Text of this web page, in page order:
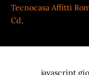
Tecnocasa Affitti
Cd,
javascript